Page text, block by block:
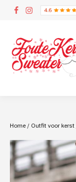
Home / Outfit voor kerst